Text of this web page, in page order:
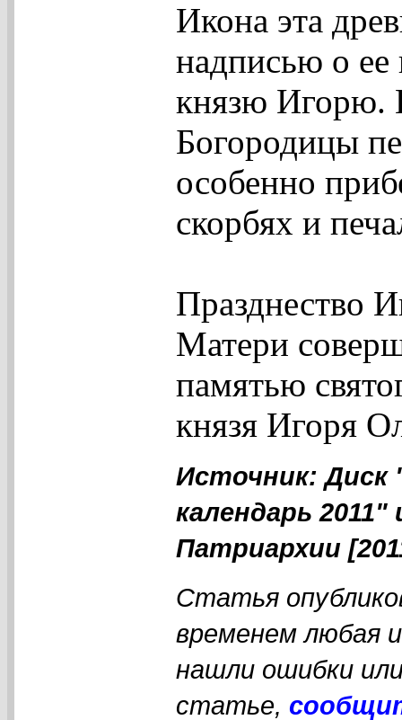
Икона эта
надписью о ее
князю Игорю.
Богородицы
особенно
скорбях и
Празднество
Матери
памятью
князя Игоря
Источник: Диск
календарь
Патриархии
Статья
временем любая
нашли ошибки
статье,